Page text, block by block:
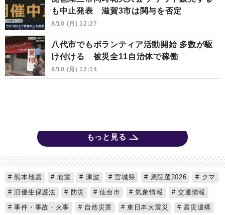
も中止発表 滋賀3市は関与を否定
8/10 (月) 12:27
八代市でもボランティア活動開始 多数が駆
け付ける 被災全11自治体で稼働
8/10 (月) 12:14
もっと見る
熊本地震 地震 津波 宮城県 衆院選2026
クマ
旧優生保護法
防災 仙台市 気象情報
交通情報
事件・事故・火事
自然災害 東日本大震災
震災遺構